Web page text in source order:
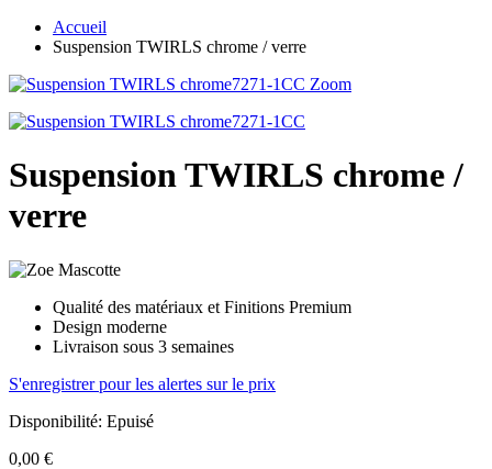
Accueil
Suspension TWIRLS chrome / verre
Zoom
Suspension TWIRLS chrome /
verre
Qualité des matériaux et Finitions Premium
Design moderne
Livraison sous 3 semaines
S'enregistrer pour les alertes sur le prix
Disponibilité: Epuisé
0,00 €